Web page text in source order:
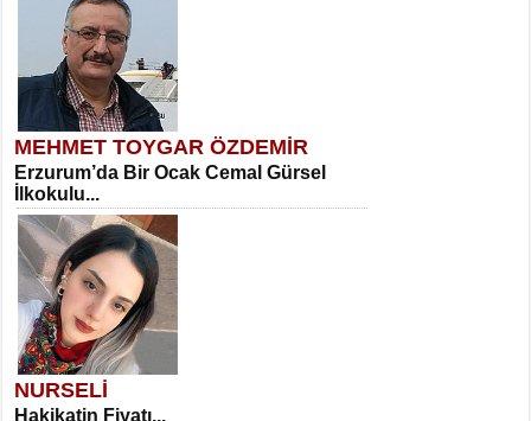
MEHMET TOYGAR ÖZDEMİR
Erzurum’da Bir Ocak Cemal Gürsel
İlkokulu...
NURSELİ
Hakikatin Fiyatı...